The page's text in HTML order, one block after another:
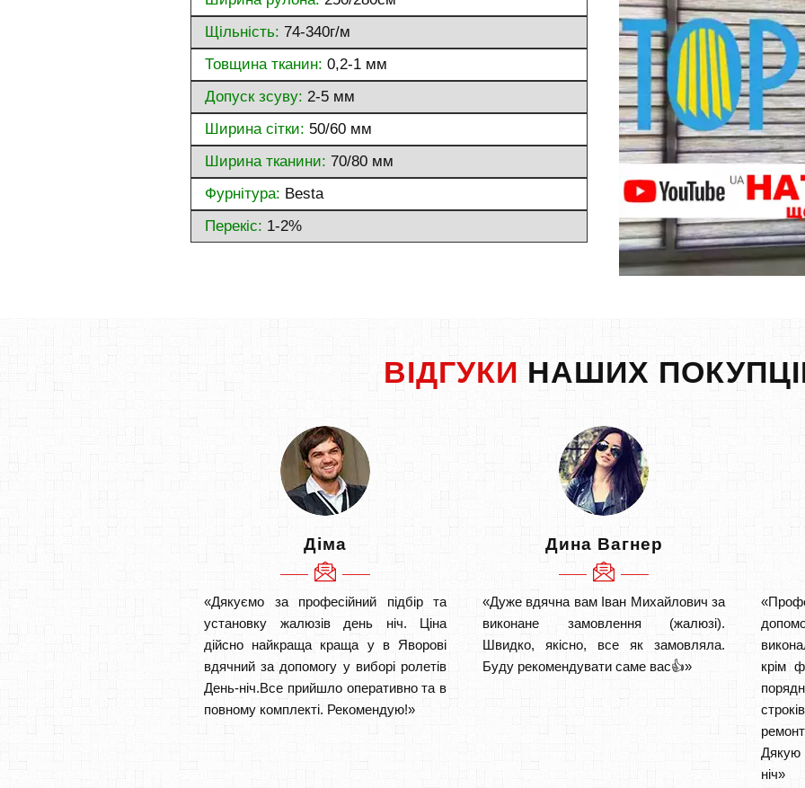
Щільність: 74-340г/м
Товщина тканин: 0,2-1 мм
Допуск зсуву: 2-5 мм
Ширина сітки: 50/60 мм
Ширина тканини: 70/80 мм
Фурнітура: Besta
Перекіс: 1-2%
ВІДГУКИ НАШИХ
Діма
«Дякуємо за професійний підбір та
установку жалюзів день ніч. Ціна
дійсно найкраща краща у в Яворові
вдячний за допомогу у виборі ролетів
День-ніч.Все прийшло оперативно та в
повному комплекті. Рекомендую!»
Дина Вагнер
«Дуже вдячна вам Іван Михайлович за
виконане замовлення (жалюзі).
Швидко, якісно, все як замовляла.
Буду рекомендувати саме вас👍»
крім
Дякую
ніч»